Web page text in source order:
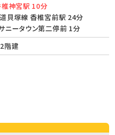
神宮駅 10分
貝塚線 香椎宮前駅 24分
ニータウン第二停前 1分
階建